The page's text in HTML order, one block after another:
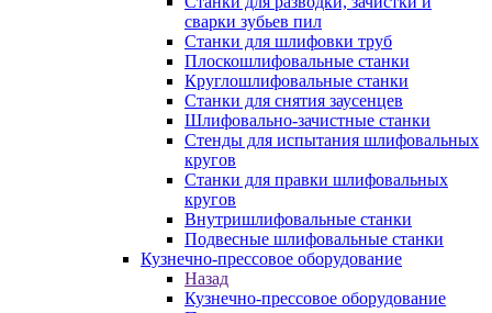
сварки зубьев пил
Станки для шлифовки труб
Плоскошлифовальные станки
Круглошлифовальные станки
Станки для снятия заусенцев
Шлифовально-зачистные станки
Стенды для испытания шлифовальных
кругов
Станки для правки шлифовальных
кругов
Внутришлифовальные станки
Подвесные шлифовальные станки
Кузнечно-прессовое оборудование
Назад
Кузнечно-прессовое оборудование